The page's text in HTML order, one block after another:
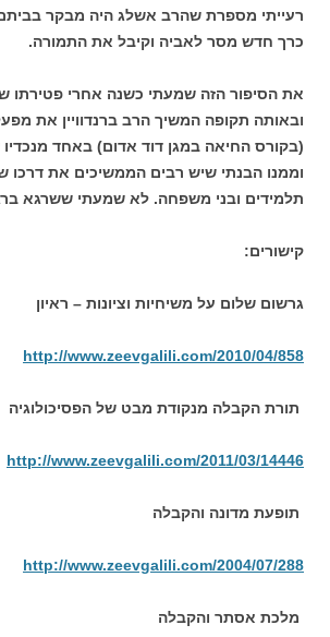
רעייתי מספרת שהרב אשלג היה מבקר
כרך חדש מסר לאביה וקיבל את התמורה.
את הסיפור הזה שמעתי כשנה אחרי פטירתו
ובאותה תקופה המשיך הרב ברנדוויין את
(בקורס החיאה במגן דוד אדום) באחד
וממנו הבנתי שיש רבים הממשיכים את דרכו
תלמידים ובני משפחה. לא שמעתי ששרגא
קישורים:
גרשום שלום על משיחיות וציונות – ראיון
http://www.zeevgalili.com/2010/04/858
תורת הקבלה מנקודת מבט של הפסיכולוגיה
http://www.zeevgalili.com/2011/03/14446
תופעת מדונה והקבלה
http://www.zeevgalili.com/2004/07/288
מלכת אסתר והקבלה